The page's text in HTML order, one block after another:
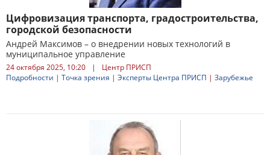
Цифровизация транспорта, градостроительства,
городской безопасности
Андрей Максимов – о внедрении новых технологий в
муниципальное управление
24 октября 2025, 10:20 |
Центр ПРИСП
Подробности | Точка зрения | Эксперты Центра ПРИСП | Зарубежье